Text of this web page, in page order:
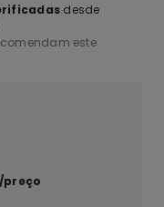
desde
este
preço